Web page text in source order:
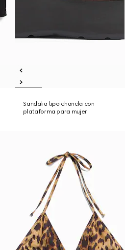
Sandalia tipo chancla con
plataforma para mujer